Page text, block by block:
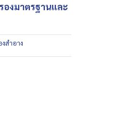
องมาตรฐานและ
งสำอาง